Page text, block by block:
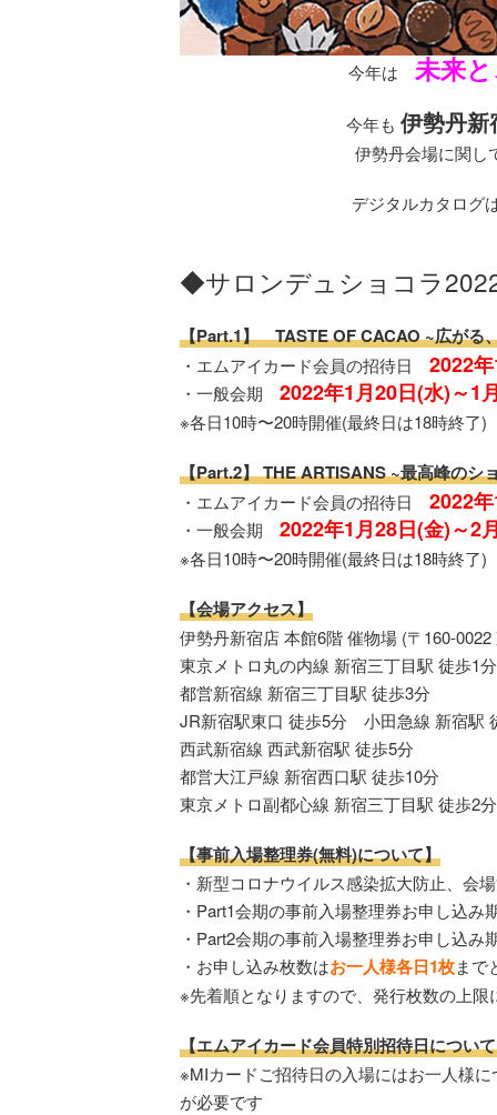
今年は 未来
今年も 伊勢丹
伊勢丹会場に関し
デジタルカタログ
◆サロンデュショコラ
【Part.1】 TASTE OF CACAO ~広がる
・エムアイカード会員の招待日 2022
・一般会期 2022年1月20日(水)～1
※各日10時〜20時開催(最終日は18時終了)
【Part.2】 THE ARTISANS ~最高峰のシ
・エムアイカード会員の招待日 2022
・一般会期 2022年1月28日(金)～2
※各日10時〜20時開催(最終日は18時終了)
【会場アクセス】
伊勢丹新宿店 本館6階 催物場 (〒160-
東京メトロ丸の内線 新宿三丁目駅 徒歩1分
都営新宿線 新宿三丁目駅 徒歩3分
JR新宿駅東口 徒歩5分 小田急線 新宿駅
西武新宿線 西武新宿駅 徒歩5分
都営大江戸線 新宿西口駅 徒歩10分
東京メトロ副都心線 新宿三丁目駅 徒歩2分
【事前入場整理券(無料)について】
・新型コロナウイルス感染拡大防止、会
・Part1会期の事前入場整理券お申し込み
・Part2会期の事前入場整理券お申し込み
・お申し込み枚数はお一人様各日1枚まで
※先着順となりますので、発行枚数の上
【エムアイカード会員特別招待日につい
※MIカードご招待日の入場にはお一人様
が必要です